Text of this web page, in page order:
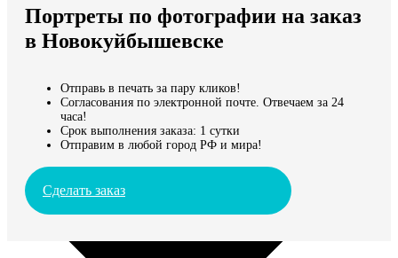
Мы доставляем по всему миру
Продолжить без города
Портреты по фотографии на заказ
в Новокуйбышевске
Отправь в печать за пару кликов!
Согласования по электронной почте. Отвечаем за 24
часа!
Срок выполнения заказа: 1 сутки
Отправим в любой город РФ и мира!
Сделать заказ